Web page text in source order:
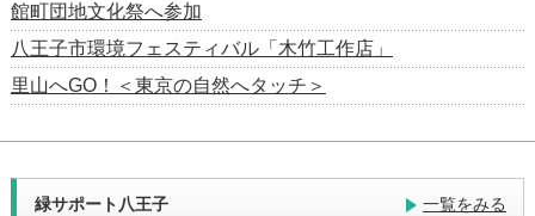
館町団地文化祭へ参加
八王子市環境フェスティバル「木竹工作店」
里山へGO！＜東京の自然へタッチ＞
緑サポート八王子 一覧をみる